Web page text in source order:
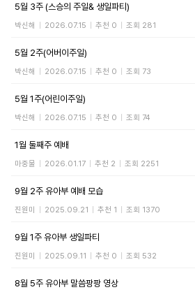
5월 3주 (스승의 주일& 생일파티)
박신해 2026.07.15 추천 0 조회 281
5월 2주(어버이주일)
박신해 2026.07.15 추천 0 조회 73
5월 1주(어린이주일)
박신해 2026.07.15 추천 0 조회 74
1월 둘째주 예배
마중물 2026.01.17 추천 2 조회 2251
9월 2주 유아부 예배 모습
진원미 2025.09.21 추천 1 조회 1370
9월 1주 유아부 생일파티
진원미 2025.09.11 추천 0 조회 532
8월 5주 유아부 말씀팡팡 영상